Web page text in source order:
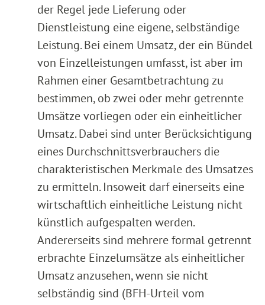
der Regel jede Lieferung oder
Dienstleistung eine eigene, selbständige
Leistung. Bei einem Umsatz, der ein Bündel
von Einzelleistungen umfasst, ist aber im
Rahmen einer Gesamtbetrachtung zu
bestimmen, ob zwei oder mehr getrennte
Umsätze vorliegen oder ein einheitlicher
Umsatz. Dabei sind unter Berücksichtigung
eines Durchschnittsverbrauchers die
charakteristischen Merkmale des Umsatzes
zu ermitteln. Insoweit darf einerseits eine
wirtschaftlich einheitliche Leistung nicht
künstlich aufgespalten werden.
Andererseits sind mehrere formal getrennt
erbrachte Einzelumsätze als einheitlicher
Umsatz anzusehen, wenn sie nicht
selbständig sind (BFH-Urteil vom